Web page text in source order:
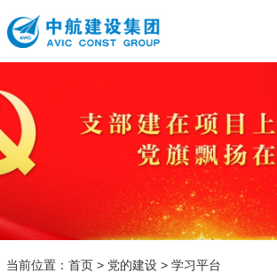
当前位置： 首页> 党的建设> 学习平台